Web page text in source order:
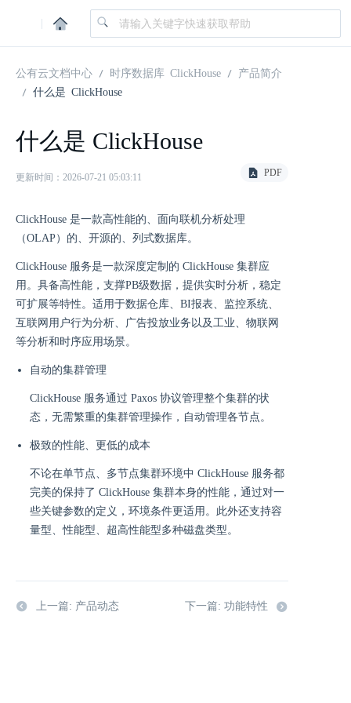
|
公有云文档中心 时序数据库 ClickHouse
产品简介
什么是 ClickHouse
什么是 ClickHouse
更新时间：2026-07-21 05:03:11 PDF
ClickHouse 是一款高性能的、面向联机分析处理
（OLAP）的、开源的、列式数据库。
ClickHouse 服务是一款深度定制的 ClickHouse 集群应
用。具备高性能，支撑PB级数据，提供实时分析，稳定
可扩展等特性。适用于数据仓库、BI报表、监控系统、
互联网用户行为分析、广告投放业务以及工业、物联网
等分析和时序应用场景。
自动的集群管理
ClickHouse 服务通过 Paxos 协议管理整个集群的状
态，无需繁重的集群管理操作，自动管理各节点。
极致的性能、更低的成本
不论在单节点、多节点集群环境中 ClickHouse 服务都
完美的保持了 ClickHouse 集群本身的性能，通过对一
些关键参数的定义，环境条件更适用。此外还支持容
量型、性能型、超高性能型多种磁盘类型。
上一篇: 产品动态 下一篇: 功能特性